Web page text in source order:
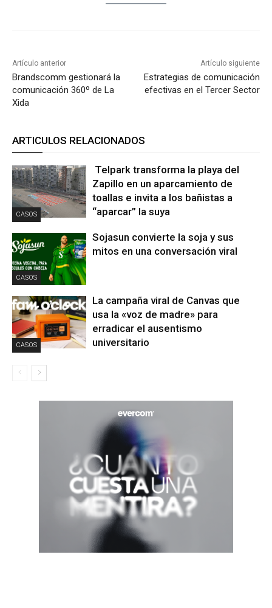
Artículo anterior
Brandscomm gestionará la
comunicación 360º de La
Xida
Artículo siguiente
Estrategias de comunicación
efectivas en el Tercer Sector
ARTICULOS RELACIONADOS
CASOS
Telpark transforma la playa del
Zapillo en un aparcamiento de
toallas e invita a los bañistas a
“aparcar” la suya
CASOS
Sojasun convierte la soja y sus
mitos en una conversación viral
CASOS
La campaña viral de Canvas que
usa la «voz de madre» para
erradicar el ausentismo
universitario